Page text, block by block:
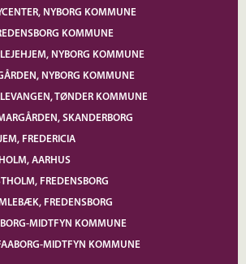
NYBORG KOMMUNE
KOMMUNE
NYBORG KOMMUNE
NYBORG KOMMUNE
TØNDER KOMMUNE
SKANDERBORG
FREDERICIA
AARHUS
FREDENSBORG
FREDENSBORG
MIDTFYN KOMMUNE
MIDTFYN KOMMUNE